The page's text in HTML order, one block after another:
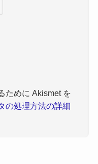
ために Akismet を
の処理方法の詳細